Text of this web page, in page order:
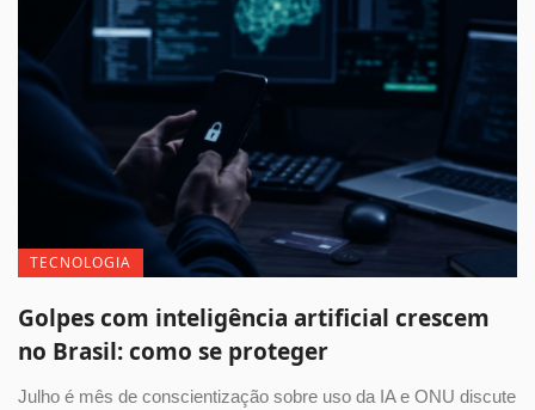
TECNOLOGIA
Golpes com inteligência artificial crescem
no Brasil: como se proteger
Julho é mês de conscientização sobre uso da IA e ONU discute